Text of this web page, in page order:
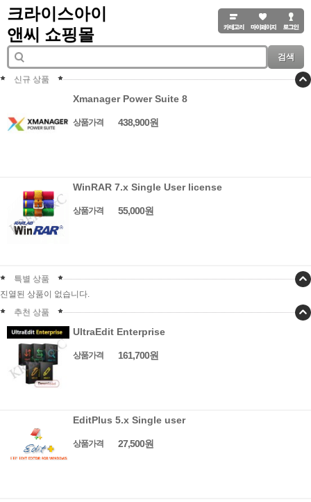
크라이스아이
앤씨 쇼핑몰
검색
신규 상품
Xmanager Power Suite 8
상품가격 438,900원
WinRAR 7.x Single User license
상품가격 55,000원
특별 상품
진열된 상품이 없습니다.
추천 상품
UltraEdit Enterprise
상품가격 161,700원
EditPlus 5.x Single user
상품가격 27,500원